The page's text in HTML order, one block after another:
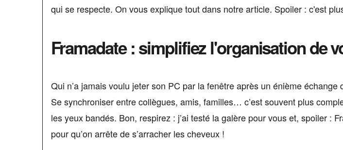
qui se respecte. On vous explique tout dans notre article. Spoiler : c'est
Framadate : simplifiez l'organisation de
Qui n’a jamais voulu jeter son PC par la fenêtre après un énième échange
Se synchroniser entre collègues, amis, familles… c’est souvent plus
les yeux bandés. Bon, respirez : j’ai testé la galère pour vous et, spoiler :
pour qu’on arrête de s’arracher les cheveux !